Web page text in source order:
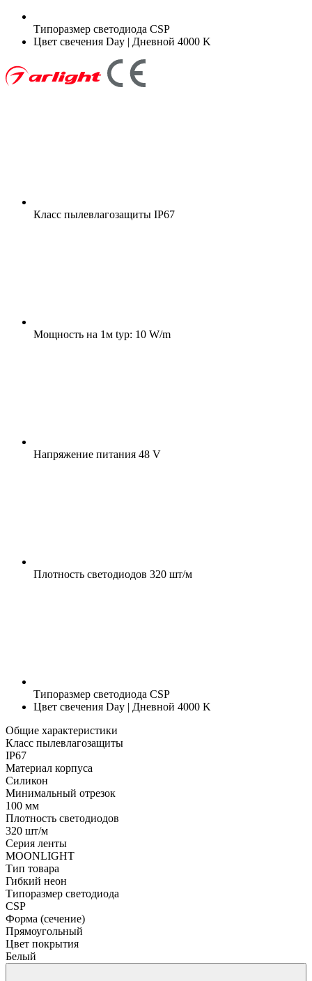
Типоразмер светодиода CSP
Цвет свечения Day | Дневной 4000 K
Класс пылевлагозащиты IP67
Мощность на 1м typ: 10 W/m
Напряжение питания 48 V
Плотность светодиодов 320 шт/м
Типоразмер светодиода CSP
Цвет свечения Day | Дневной 4000 K
Общие характеристики
Класс пылевлагозащиты
IP67
Материал корпуса
Силикон
Минимальный отрезок
100 мм
Плотность светодиодов
320 шт/м
Серия ленты
MOONLIGHT
Тип товара
Гибкий неон
Типоразмер светодиода
CSP
Форма (сечение)
Прямоугольный
Цвет покрытия
Белый